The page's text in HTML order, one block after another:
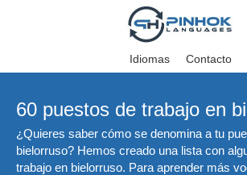
Idiomas Contacto
60 puestos de trabajo en
¿Quieres saber cómo se denomina a tu
bielorruso? Hemos creado una lista con
trabajo en bielorruso. Para aprender más